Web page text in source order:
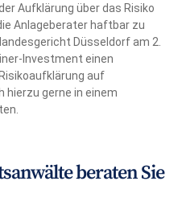
Aufklärung über das Risiko
Anlageberater haftbar zu
Düsseldorf am 2.
Investment einen
auf
hierzu gerne in einem
beraten Sie